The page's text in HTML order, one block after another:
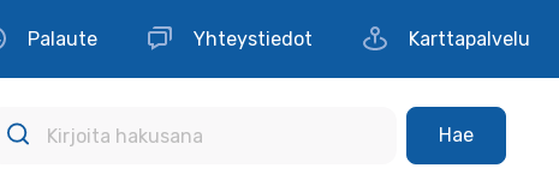
Palaute Yhteystiedot Karttapalvelu
Hae